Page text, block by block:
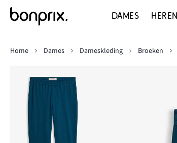
DAMES HEREN
Home
Dames Dameskleding Broeken